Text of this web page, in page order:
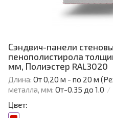
Сэндвич-панели
пенополистирола
мм, Полиэстер RAL3020
Длина: От 0,20 м - по 20 м
металла, мм: От-0.35 до 1.0
Цвет: